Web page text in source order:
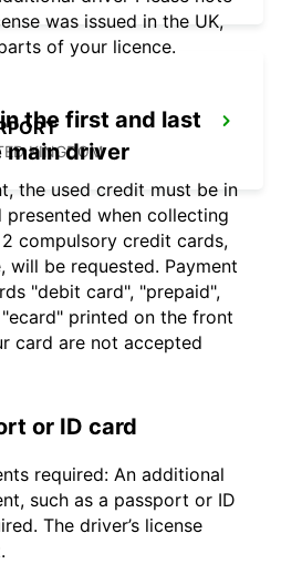
KINGDOM
was issued in the UK,
of your licence.
the first and last
main driver
the used credit must be in
presented when collecting
compulsory credit cards,
will be requested. Payment
"debit card", "prepaid",
printed on the front
card are not accepted
or ID card
required: An additional
such as a passport or ID
The driver’s license